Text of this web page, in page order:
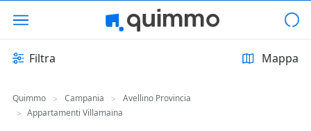
Filtra Mappa
Quimmo > Campania >
Avellino Provincia
> Appartamenti Villamaina